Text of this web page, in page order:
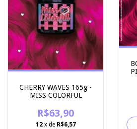
CHERRY WAVES 165g -
MISS COLORFUL
R$63,90
12 x de R$6,57